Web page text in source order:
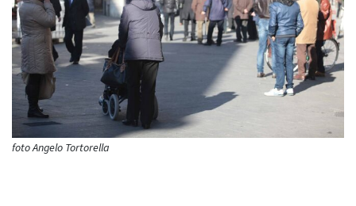
foto Angelo Tortorella